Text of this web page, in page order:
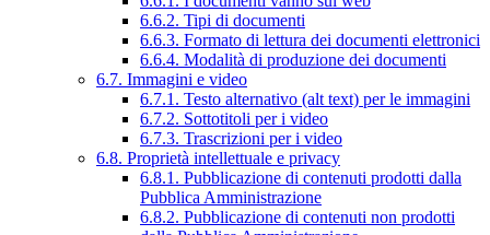
6.6.2. Tipi di documenti
6.6.3. Formato di lettura dei documenti elettronici
6.6.4. Modalità di produzione dei documenti
6.7. Immagini e video
6.7.1. Testo alternativo (alt text) per le immagini
6.7.2. Sottotitoli per i video
6.7.3. Trascrizioni per i video
6.8. Proprietà intellettuale e privacy
6.8.1. Pubblicazione di contenuti prodotti dalla
Pubblica Amministrazione
6.8.2. Pubblicazione di contenuti non prodotti